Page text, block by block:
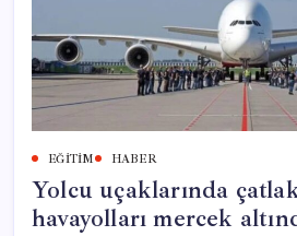
EĞITIM HABER
Yolcu uçaklarında
havayolları mercek